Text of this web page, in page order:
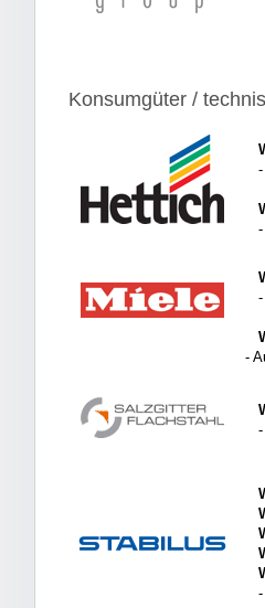
Konsumgüter /
-